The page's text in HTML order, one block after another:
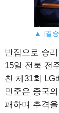
▲ [결승
반집으로 승
15일 전북 전
친 제31회 LG
민준은 중국
패하며 추격